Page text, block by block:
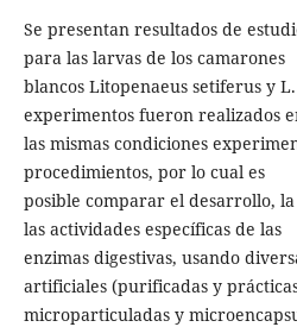
Se presentan resultados de
para las larvas de los camarones
blancos Litopenaeus setiferus y
experimentos fueron realizados
las mismas condiciones
procedimientos, por lo cual es
posible comparar el desarrollo,
las actividades específicas de las
enzimas digestivas, usando
artificiales (purificadas y
microparticuladas y